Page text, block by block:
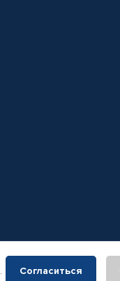
. Согласиться